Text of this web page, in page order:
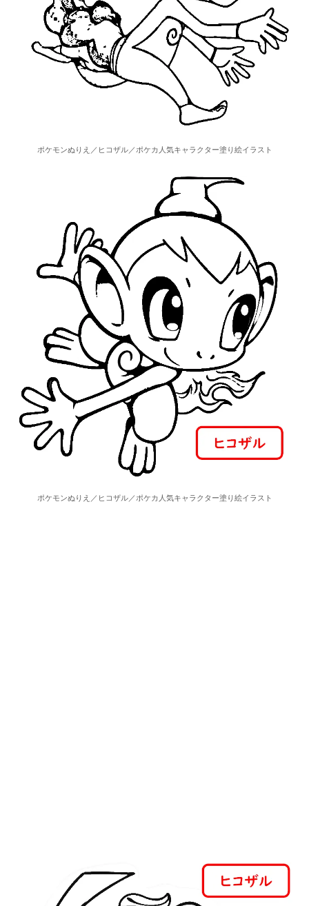
ポケモンぬりえ／ヒコザル／ポケカ人気キャラクター塗り絵イラスト
ポケモンぬりえ／ヒコザル／ポケカ人気キャラクター塗り絵イラスト